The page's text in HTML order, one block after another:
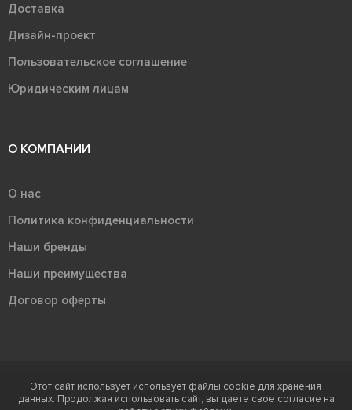
Доставка
Дизайн-проект
Пользовательское соглашение
Юридическим лицам
О КОМПАНИИ
О нас
Политика конфиденциальности
Наши бренды
Наши преимущества
Договор оферты
Терра - территория керамики 2026
Ⓒ Правообладателем товарного знака "Терра" является ООО "Атлас-
Этот сайт использует использует файлы cookie для хранения
данных. Продолжая использовать сайт, вы даете свое согласие на